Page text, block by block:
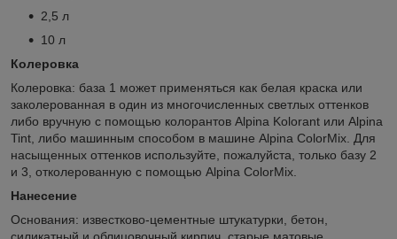
2,5 л
10 л
Колеровка
Колеровка: база 1 может применяться как белая краска или
заколерованная в один из многочисленных светлых оттенков
либо вручную с помощью колорантов Alpina Kolorant или Alpina
Tint, либо машинным способом в машине Alpina ColorMix. Для
насыщенных оттенков используйте, пожалуйста, только базу 2
и 3, отколерованную с помощью Alpina ColorMix.
Нанесение
Основания: известково-цементные штукатурки, бетон,